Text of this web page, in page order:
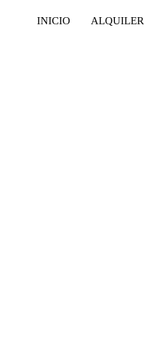
INICIO ALQUILER